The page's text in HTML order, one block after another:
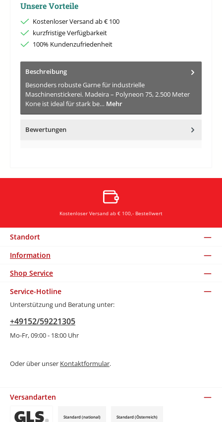
Unsere Vorteile
Kostenloser Versand ab € 100
kurzfristige Verfügbarkeit
100% Kundenzufriedenheit
Beschreibung
Besonders robuste Garne für industrielle
Maschinenstickerei. Madeira – Polyneon 75, 2.500 Meter
Kone ist ideal für stark be… Mehr
Bewertungen
Kostenloser Versand ab € 100,- Bestellwert
Standort
Information
Shop Service
Service-Hotline
Unterstützung und Beratung unter:
+49152/59221305
Mo-Fr, 09:00 - 18:00 Uhr
Oder über unser Kontaktformular.
Versandarten
Standard (national) Standard (Österreich)